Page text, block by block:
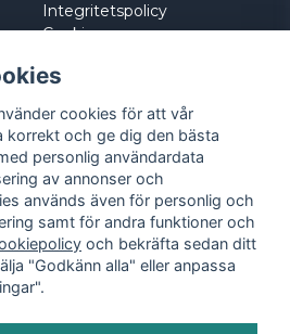
Integritetspolicy
Cookies
cookies för att vår
korrekt och ge dig den bästa
personlig användardata
av annonser och
används även för personlig och
samt för andra funktioner och
och bekräfta sedan ditt
"Godkänn alla" eller anpassa